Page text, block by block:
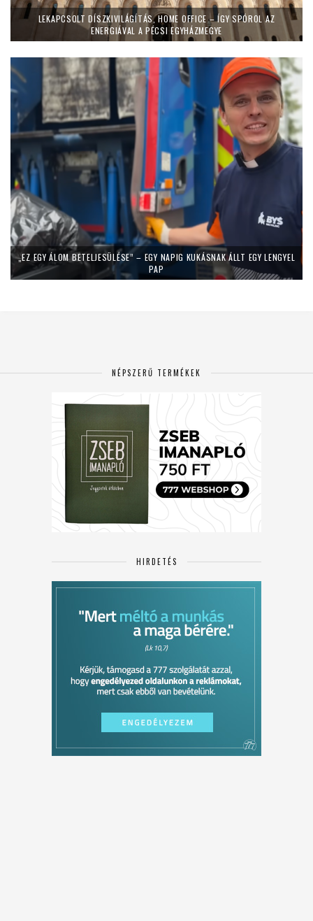
LEKAPCSOLT DÍSZKIVILÁGÍTÁS, HOME OFFICE – ÍGY SPÓROL AZ
ENERGIÁVAL A PÉCSI EGYHÁZMEGYE
„EZ EGY ÁLOM BETELJESÜLÉSE” – EGY NAPIG KUKÁSNAK ÁLLT EGY LENGYEL
PAP
NÉPSZERŰ TERMÉKEK
HIRDETÉS